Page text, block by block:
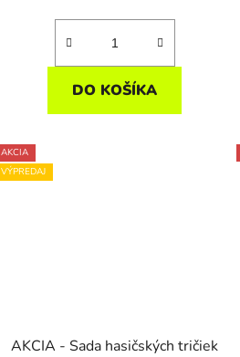
DO KOŠÍKA
AKCIA
VÝPREDAJ
AKCIA - Sada hasičských tričiek